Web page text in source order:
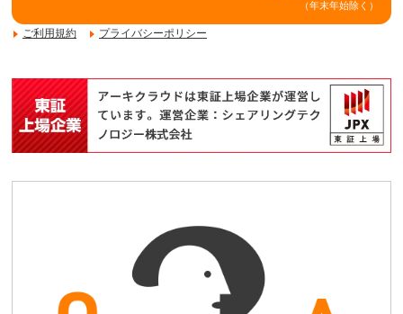
（年末年始除く）
ご利用規約 プライバシーポリシー